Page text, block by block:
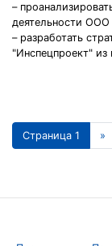
–
деятельности ООО
– разработать
"Инспецпроект"
Страница 1 »